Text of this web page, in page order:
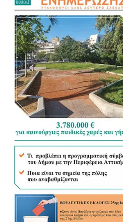
Για τον νέο Κώδικα της
σημαντικό βήμα τη
νομοθεσίας σε ένα ενιαίο
στον τρόπο με τον οποίο
Αυτοδιοίκηση ξέρει τι
υποστηρίζοντας ότι οι Δήμοι
πιο καθοριστικό ρόλο στη
πλαισίου.
«Τα ουσιώδη είναι οι